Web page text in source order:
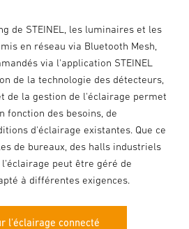
de STEINEL, les luminaires et les
en réseau via Bluetooth Mesh,
via l'application STEINEL
de la technologie des détecteurs,
de la gestion de l'éclairage permet
fonction des besoins, de
d'éclairage existantes. Que ce
de bureaux, des halls industriels
l'éclairage peut être géré de
à différentes exigences.
l'éclairage connecté